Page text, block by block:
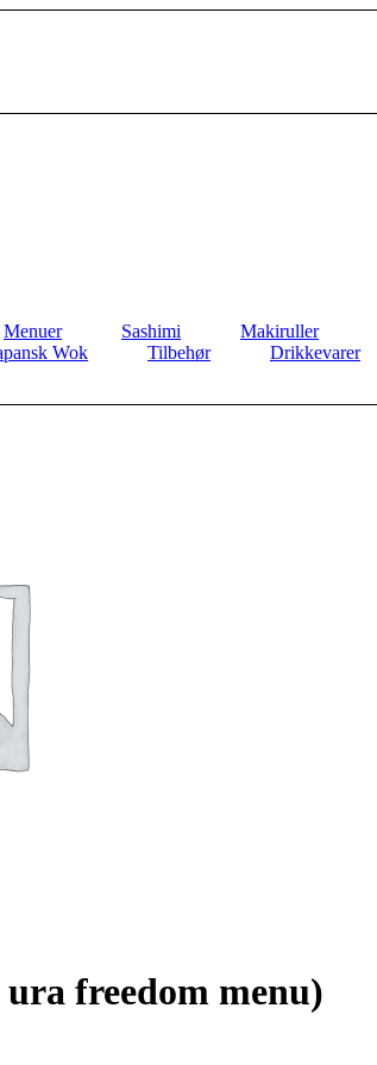
Menuer Sashimi Makiruller
Wok
Tilbehør Drikkevarer
freedom menu)